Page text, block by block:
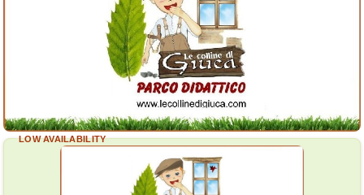
LOW AVAILABILITY